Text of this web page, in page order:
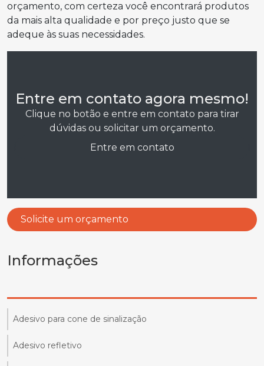
orçamento, com certeza você encontrará produtos
da mais alta qualidade e por preço justo que se
adeque às suas necessidades.
Entre em contato agora mesmo!
Clique no botão e entre em contato para tirar
dúvidas ou solicitar um orçamento.
Entre em contato
Solicite um orçamento
Informações
Adesivo para cone de sinalização
Adesivo refletivo